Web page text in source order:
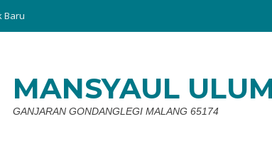
Baru
MANSYAUL
GANJARAN GONDANGLEGI MALANG 65174